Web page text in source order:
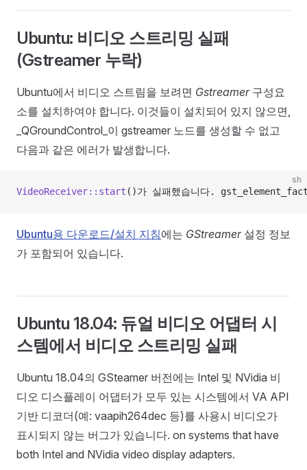
Ubuntu: 비디오 스트리밍 실패
(Gstreamer 누락)
Ubuntu에서 비디오 스트림을 보려면 Gstreamer구성요
소를 설치하여야 합니다. 이것들이 설치되어 있지 않으면,
_QGroundControl_이 gstreamer 노드를 생성할 수 없고
다음과 같은 에러가 발생합니다.
sh
VideoReceiver::start ()가 실패했습니다.
Ubuntu용 다운로드/설치 지침에는 GStreamer설정 정보
가 포함되어 있습니다.
Ubuntu 18.04: 듀얼 비디오 어댑터 시
스템에서 비디오 스트리밍 실패
Ubuntu 18.04의 GSteamer 버전에는 Intel 및 NVidia 비
디오 디스플레이 어댑터가 모두 있는 시스템에서 VA API
기반 디코더(예: vaapih264dec 등)를 사용시 비디오가
표시되지 않는 버그가 있습니다. on systems that have
both Intel and NVidia video display adapters.